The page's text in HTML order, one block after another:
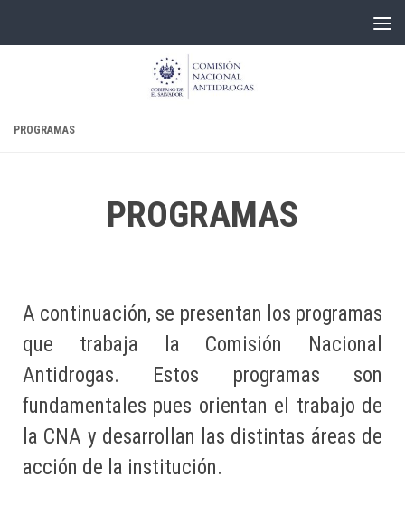
PROGRAMAS
PROGRAMAS
A continuación, se presentan los programas
que trabaja la Comisión Nacional
Antidrogas. Estos programas son
fundamentales pues orientan el trabajo de
la CNA y desarrollan las distintas áreas de
acción de la institución.